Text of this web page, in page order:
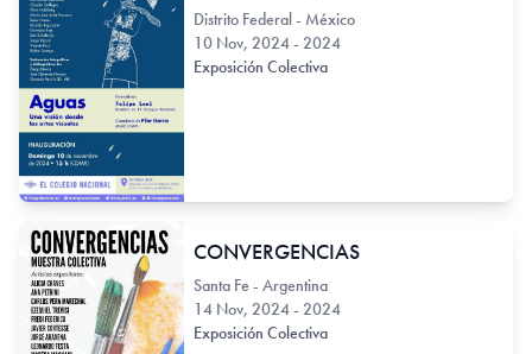
Distrito Federal - México
10 Nov, 2024 - 2024
Exposición Colectiva
CONVERGENCIAS
Santa Fe - Argentina
14 Nov, 2024 - 2024
Exposición Colectiva